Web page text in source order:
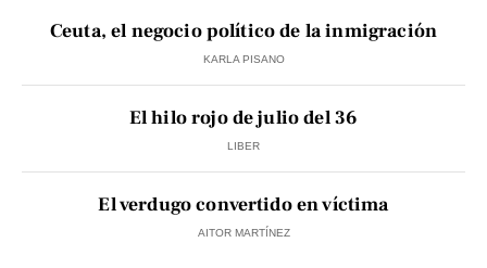
Ceuta, el negocio político de la inmigración
KARLA PISANO
El hilo rojo de julio del 36
LIBER
El verdugo convertido en víctima
AITOR MARTÍNEZ